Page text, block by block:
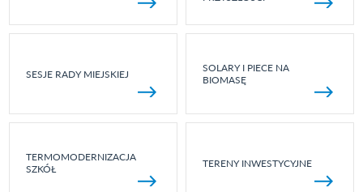
SESJE RADY MIEJSKIEJ
SOLARY I PIECE NA
BIOMASĘ
TERMOMODERNIZACJA
SZKÓŁ
TERENY INWESTYCYJNE